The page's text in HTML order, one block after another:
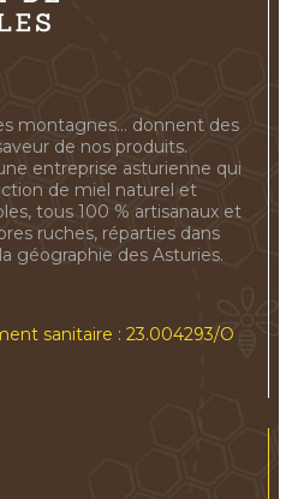
montagnes... donnent des
de nos produits.
entreprise asturienne qui
de miel naturel et
tous 100 % artisanaux et
ruches, réparties dans
géographie des Asturies.
sanitaire : 23.004293/O